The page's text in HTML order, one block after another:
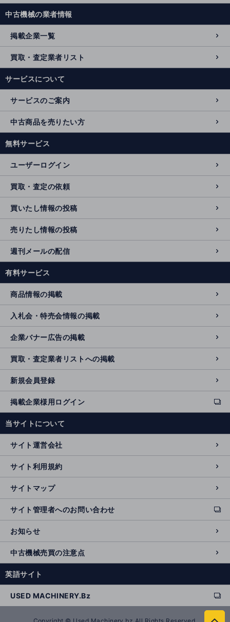
中古機械の業者情報
掲載企業一覧
買取・査定業者リスト
サービスについて
サービスのご案内
中古商品を売りたい方
無料サービス
ユーザーログイン
買取・査定の依頼
買いたし情報の投稿
売りたし情報の投稿
週刊メールの配信
有料サービス
商品情報の掲載
入札会・特売会情報の掲載
企業バナー広告の掲載
買取・査定業者リストへの掲載
新規会員登録
掲載企業様用ログイン
ext
e
n
al
si
t
e
当サイトについて
サイト運営会社
サイト利用規約
サイトマップ
サイト管理者へのお問い合わせ
ext
e
r
n
al
si
e
お知らせ
中古機械売買の注意点
英語サイト
USED MACHINERY.Bz
ext
e
r